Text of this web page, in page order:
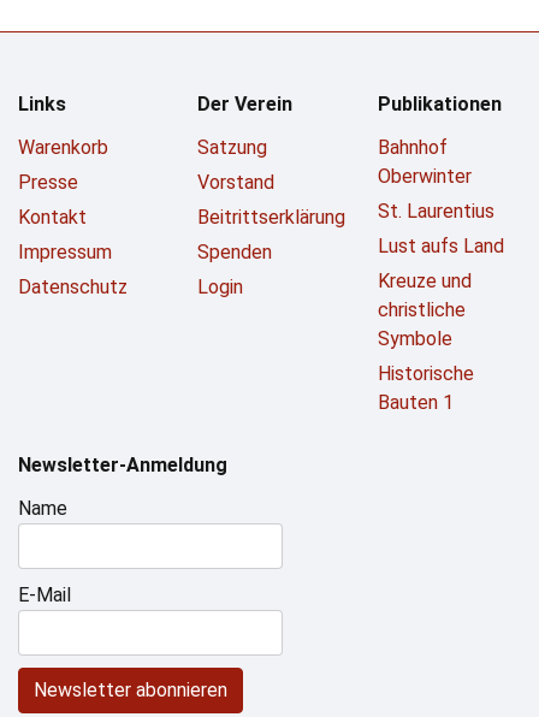
Links
Warenkorb
Presse
Kontakt
Impressum
Datenschutz
Der Verein
Satzung
Vorstand
Beitrittserklärung
Spenden
Login
Publikationen
Bahnhof
Oberwinter
St. Laurentius
Lust aufs Land
Kreuze und
christliche
Symbole
Historische
Bauten 1
Newsletter-Anmeldung
Name
E-Mail
Newsletter abonnieren